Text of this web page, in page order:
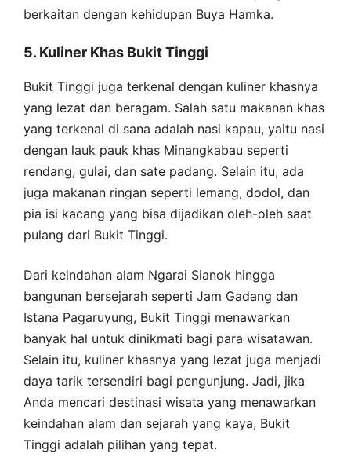
berkaitan dengan kehidupan Buya Hamka.
5. Kuliner Khas Bukit Tinggi
Bukit Tinggi juga terkenal dengan kuliner khasnya
yang lezat dan beragam. Salah satu makanan khas
yang terkenal di sana adalah nasi kapau, yaitu nasi
dengan lauk pauk khas Minangkabau seperti
rendang, gulai, dan sate padang. Selain itu, ada
juga makanan ringan seperti lemang, dodol, dan
pia isi kacang yang bisa dijadikan oleh-oleh saat
pulang dari Bukit Tinggi.
Dari keindahan alam Ngarai Sianok hingga
bangunan bersejarah seperti Jam Gadang dan
Istana Pagaruyung, Bukit Tinggi menawarkan
banyak hal untuk dinikmati bagi para wisatawan.
Selain itu, kuliner khasnya yang lezat juga menjadi
daya tarik tersendiri bagi pengunjung. Jadi, jika
Anda mencari destinasi wisata yang menawarkan
keindahan alam dan sejarah yang kaya, Bukit
Tinggi adalah pilihan yang tepat.